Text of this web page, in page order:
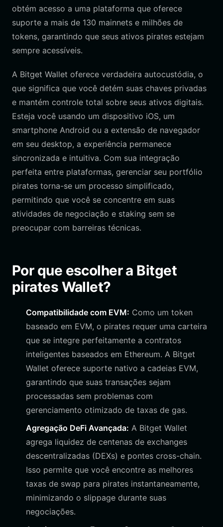
obtém acesso a uma plataforma que oferece
suporte a mais de 130 mainnets e milhões de
tokens, garantindo que seus ativos pirates estejam
sempre acessíveis.
A Bitget Wallet oferece verdadeira autocustódia, o
que significa que você detém suas chaves privadas
e mantém controle total sobre seus ativos digitais.
Esteja você usando um dispositivo iOS, um
smartphone Android ou a extensão de navegador
em seu desktop, a experiência permanece
sincronizada e intuitiva. Com sua integração
perfeita entre plataformas, gerenciar seu portfólio
pirates torna-se um processo simplificado,
permitindo que você se concentre em suas
atividades de negociação e staking sem se
preocupar com barreiras técnicas.
Por que escolher a Bitget
pirates Wallet?
Compatibilidade com EVM: Como um token
baseado em EVM, o pirates requer uma carteira
que se integre perfeitamente a contratos
inteligentes baseados em Ethereum. A Bitget
Wallet oferece suporte nativo a cadeias EVM,
garantindo que suas transações sejam
processadas sem problemas com
gerenciamento otimizado de taxas de gas.
Agregação DeFi Avançada: A Bitget Wallet
agrega liquidez de centenas de exchanges
descentralizadas (DEXs) e pontes cross-chain.
Isso permite que você encontre as melhores
taxas de swap para pirates instantaneamente,
minimizando o slippage durante suas
negociações.